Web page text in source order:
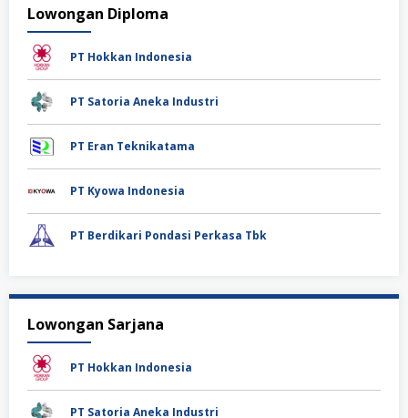
Lowongan Diploma
PT Hokkan Indonesia
PT Satoria Aneka Industri
PT Eran Teknikatama
PT Kyowa Indonesia
PT Berdikari Pondasi Perkasa Tbk
Lowongan Sarjana
PT Hokkan Indonesia
PT Satoria Aneka Industri